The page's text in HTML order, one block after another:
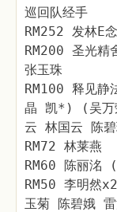
巡回队经手
RM252 发林E
RM200 圣光精
张玉珠
RM100 释见
晶 凯*) (吴万
云 林国云 陈碧
RM72 林莱燕
RM60 陈丽洺
RM50 李明然
玉菊 陈碧娥